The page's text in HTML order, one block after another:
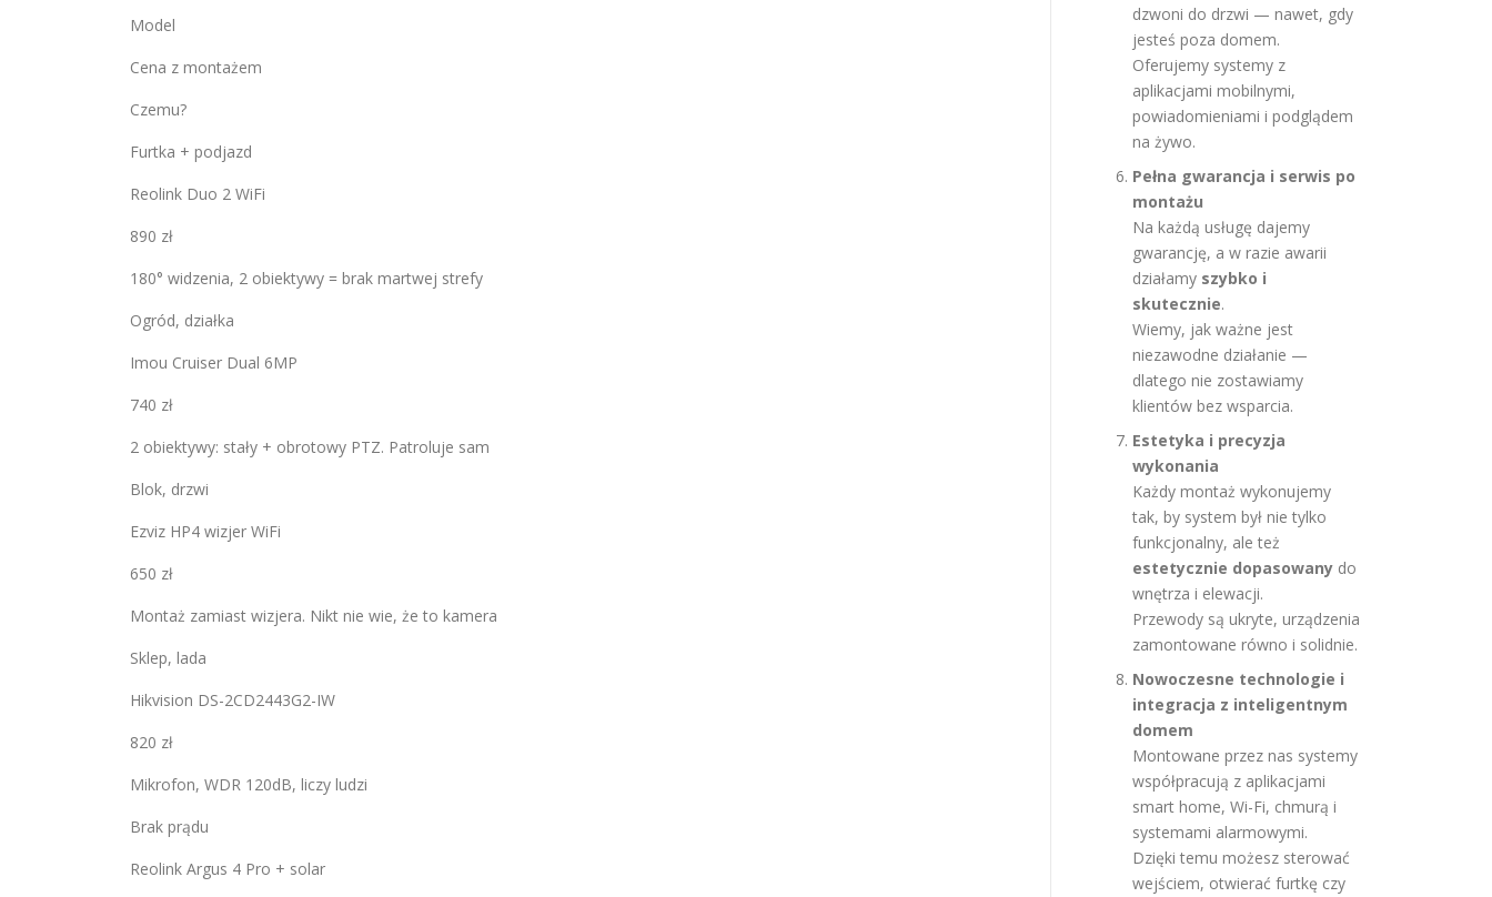
Model
Cena z montażem
Czemu?
Furtka + podjazd
Reolink Duo 2 WiFi
890 zł
180° widzenia, 2 obiektywy = brak martwej strefy
Ogród, działka
Imou Cruiser Dual 6MP
740 zł
2 obiektywy: stały + obrotowy PTZ. Patroluje sam
Blok, drzwi
Ezviz HP4 wizjer WiFi
650 zł
Montaż zamiast wizjera. Nikt nie wie, że to kamera
Sklep, lada
Hikvision DS-2CD2443G2-IW
820 zł
Mikrofon, WDR 120dB, liczy ludzi
Brak prądu
Reolink Argus 4 Pro + solar
dzwoni do drzwi — nawet, gdy
jesteś poza domem.
Oferujemy systemy z
aplikacjami mobilnymi,
powiadomieniami i podglądem
na żywo.
Pełna gwarancja i serwis po
montażu
Na każdą usługę dajemy
gwarancję, a w razie awarii
działamy szybko i
skutecznie.
Wiemy, jak ważne jest
niezawodne działanie —
dlatego nie zostawiamy
klientów bez wsparcia.
Estetyka i precyzja
wykonania
Każdy montaż wykonujemy
tak, by system był nie tylko
funkcjonalny, ale też
estetycznie dopasowany do
wnętrza i elewacji.
Przewody są ukryte, urządzenia
zamontowane równo i solidnie.
Nowoczesne technologie i
integracja z inteligentnym
domem
Montowane przez nas systemy
współpracują z aplikacjami
smart home, Wi-Fi, chmurą i
systemami alarmowymi.
Dzięki temu możesz sterować
wejściem, otwierać furtkę czy